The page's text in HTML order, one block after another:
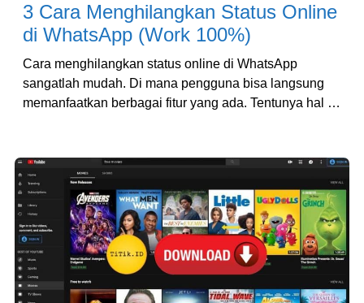
3 Cara Menghilangkan Status Online
di WhatsApp (Work 100%)
Cara menghilangkan status online di WhatsApp
sangatlah mudah. Di mana pengguna bisa langsung
memanfaatkan berbagai fitur yang ada. Tentunya hal …